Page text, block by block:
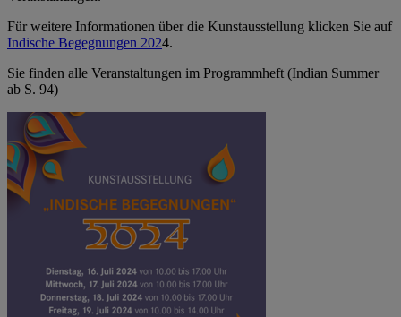
Für weitere Informationen über die Kunstausstellung klicken Sie auf
Indische Begegnungen 2024.
Sie finden alle Veranstaltungen im Programmheft (Indian Summer
ab S. 94)